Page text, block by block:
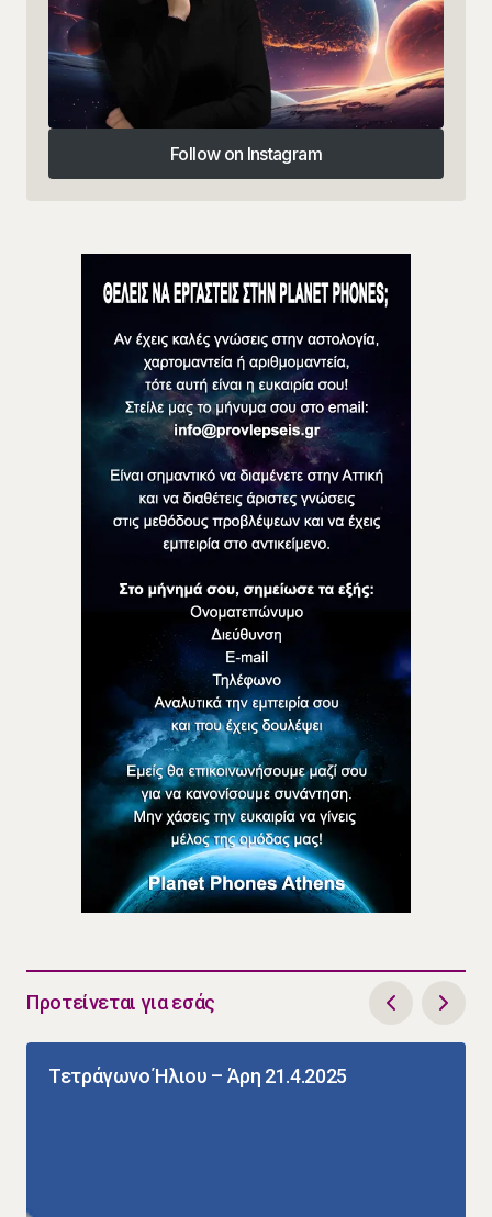
Follow on Instagram
Follow on Instagram
Προτείνεται για εσάς
Τετράγωνο Ήλιου – Άρη 21.4.2025